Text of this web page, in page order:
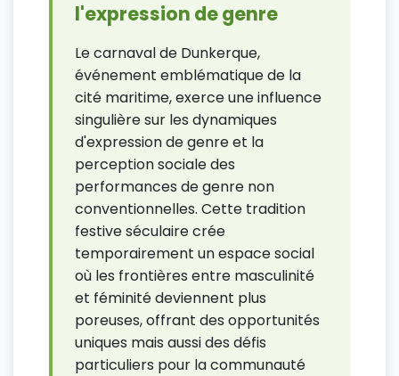
l'expression de genre
Le carnaval de Dunkerque,
événement emblématique de la
cité maritime, exerce une influence
singulière sur les dynamiques
d'expression de genre et la
perception sociale des
performances de genre non
conventionnelles. Cette tradition
festive séculaire crée
temporairement un espace social
où les frontières entre masculinité
et féminité deviennent plus
poreuses, offrant des opportunités
uniques mais aussi des défis
particuliers pour la communauté